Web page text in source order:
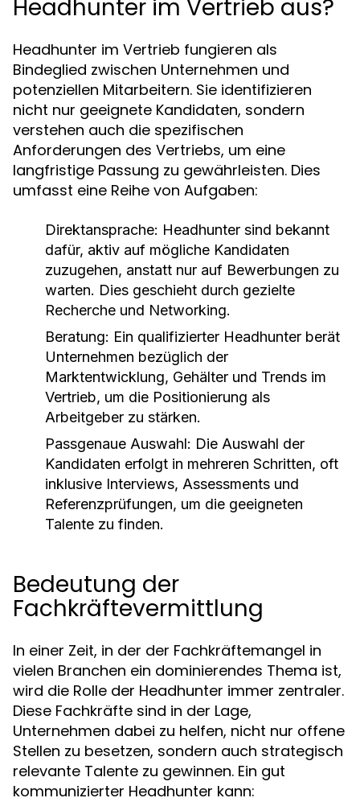
Headhunter im Vertrieb aus?
Headhunter im Vertrieb fungieren als
Bindeglied zwischen Unternehmen und
potenziellen Mitarbeitern. Sie identifizieren
nicht nur geeignete Kandidaten, sondern
verstehen auch die spezifischen
Anforderungen des Vertriebs, um eine
langfristige Passung zu gewährleisten. Dies
umfasst eine Reihe von Aufgaben:
Direktansprache: Headhunter sind bekannt
dafür, aktiv auf mögliche Kandidaten
zuzugehen, anstatt nur auf Bewerbungen zu
warten. Dies geschieht durch gezielte
Recherche und Networking.
Beratung: Ein qualifizierter Headhunter berät
Unternehmen bezüglich der
Marktentwicklung, Gehälter und Trends im
Vertrieb, um die Positionierung als
Arbeitgeber zu stärken.
Passgenaue Auswahl: Die Auswahl der
Kandidaten erfolgt in mehreren Schritten, oft
inklusive Interviews, Assessments und
Referenzprüfungen, um die geeigneten
Talente zu finden.
Bedeutung der
Fachkräftevermittlung
In einer Zeit, in der der Fachkräftemangel in
vielen Branchen ein dominierendes Thema ist,
wird die Rolle der Headhunter immer zentraler.
Diese Fachkräfte sind in der Lage,
Unternehmen dabei zu helfen, nicht nur offene
Stellen zu besetzen, sondern auch strategisch
relevante Talente zu gewinnen. Ein gut
kommunizierter Headhunter kann: